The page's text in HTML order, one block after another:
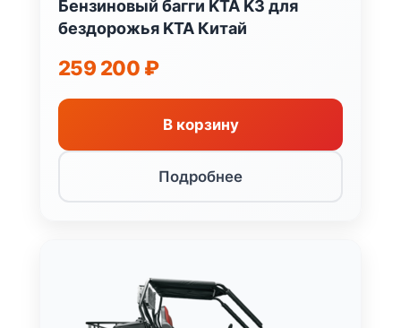
Бензиновый багги KTA K3 для
бездорожья KTA Китай
259 200 ₽
В корзину
Подробнее